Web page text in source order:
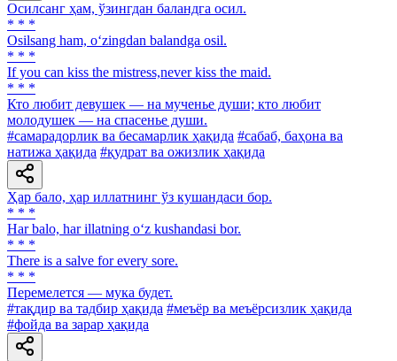
Осилсанг ҳам, ўзингдан баландга осил.
* * *
Osilsang ham, o‘zingdan balandga osil.
* * *
If you can kiss the mistress,never kiss the maid.
* * *
Кто любит девушек — на мученье души; кто любит
молодушек — на спасенье души.
#самарадорлик ва бесамарлик ҳақида #сабаб, баҳона ва
натижа ҳақида #қудрат ва ожизлик ҳақида
Ҳар бало, ҳар иллатнинг ўз кушандаси бор.
* * *
Har balo, har illatning o‘z kushandasi bor.
* * *
There is a salve for every sore.
* * *
Перемелется — мука будет.
#тақдир ва тадбир ҳақида #меъёр ва меъёрсизлик ҳақида
#фойда ва зарар ҳақида